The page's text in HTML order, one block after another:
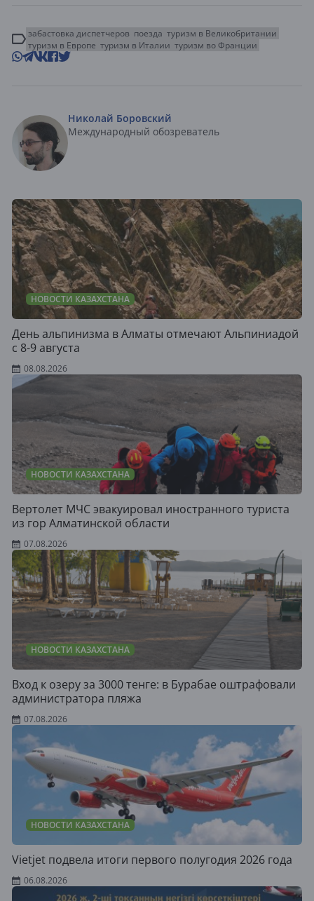
забастовка диспетчеров поезда туризм в Великобритании
туризм в Европе туризм в Италии туризм во Франции
Николай Боровский
Международный обозреватель
НОВОСТИ КАЗАХСТАНА
День альпинизма в Алматы отмечают Альпиниадой
с 8-9 августа
08.08.2026
НОВОСТИ КАЗАХСТАНА
Вертолет МЧС эвакуировал иностранного туриста
из гор Алматинской области
07.08.2026
НОВОСТИ КАЗАХСТАНА
Вход к озеру за 3000 тенге: в Бурабае оштрафовали
администратора пляжа
07.08.2026
НОВОСТИ КАЗАХСТАНА
Vietjet подвела итоги первого полугодия 2026 года
06.08.2026